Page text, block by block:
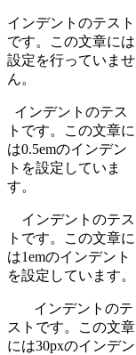
インデントのテスト
です。この文章には
設定を行っていませ
ん。
インデントのテス
トです。この文章に
は0.5emのインデン
トを設定していま
す。
インデントのテス
トです。この文章に
は1emのインデント
を設定しています。
インデントのテ
ストです。この文章
には30pxのインデン